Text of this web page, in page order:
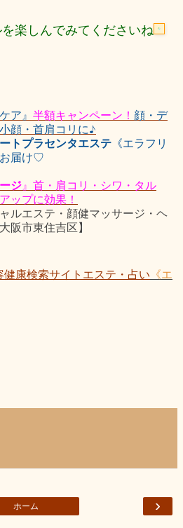
楽しんでみてくださいね
ア』 半額キャンペーン！ 顔・デ
顔・首肩コリに♪
トプラセンタエステ 《エラフリ
届け♡
ジ』首・肩コリ・シワ・タル
ップに効果！
ルエステ・顔健マッサージ・ヘ
阪市東住吉区】
康検索サイトエステ・占い 《エ
›
ホーム